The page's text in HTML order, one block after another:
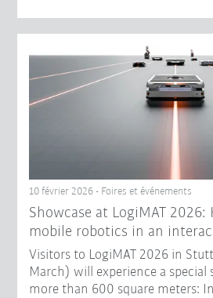
10 février 2026 - Foires et événements
Showcase at LogiMAT 2026:
mobile robotics in an
Visitors to LogiMAT 2026 in
March) will experience a special
more than 600 square meters: